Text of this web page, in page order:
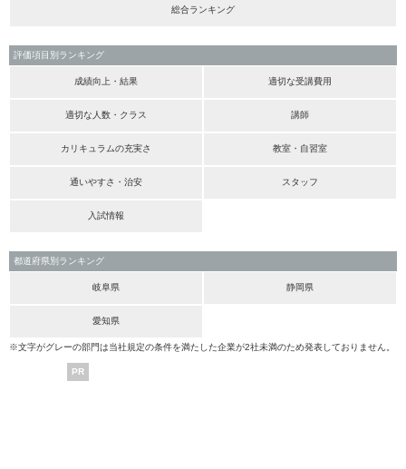
総合ランキング
評価項目別ランキング
成績向上・結果 適切な受講費用
適切な人数・クラス 講師
カリキュラムの充実さ 教室・自習室
通いやすさ・治安 スタッフ
入試情報
都道府県別ランキング
岐阜県 静岡県
愛知県
※文字がグレーの部門は当社規定の条件を満たした企業が2社未満のため発表しておりません。
PR